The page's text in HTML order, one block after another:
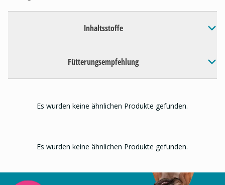
Inhaltsstoffe
Fütterungsempfehlung
Es wurden keine ähnlichen Produkte gefunden.
Es wurden keine ähnlichen Produkte gefunden.